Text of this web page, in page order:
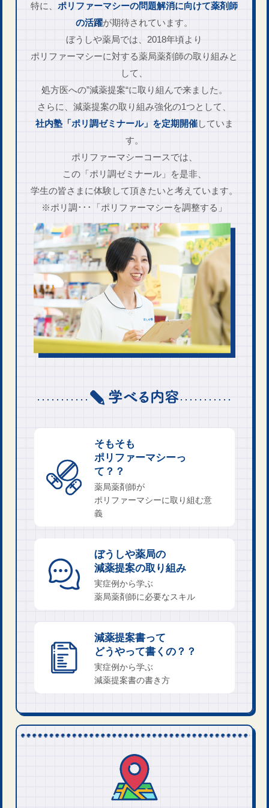
特に、ポリファーマ​シーの問題解消に向けて薬剤師
の活躍が期待されています。
ぼうしや薬局では、2018年頃より
ポリファーマシーに対する薬局薬剤師の取り組みと
して、
処方医への”減薬提案“に取り組んで来ました。
さらに、減薬提案の取り組み強化の1つとして、
社内塾「ポリ調ゼミナール」を定期開催していま
す。
ポリファーマシーコースでは、
この「ポリ調ゼミナール」を是非、
学生の皆さまに体験​して頂きたいと考えています。
※ポリ調･･･「ポリファーマシーを調整する」
そもそも
ポリファーマシーっ
て？？
薬局薬剤師が
ポリファーマシーに取り組む意
義
ぼうしや薬局の
減薬提​案の取り組み
実症例から学ぶ
薬局薬​剤師に必要なスキル
減薬提案書​って
どうやって書くの？？
実症例​から学ぶ
減薬提案書の書き方